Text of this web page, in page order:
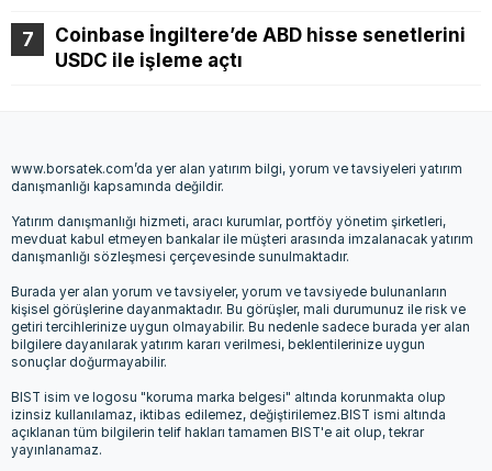
Coinbase İngiltere’de ABD hisse senetlerini
USDC ile işleme açtı
www.borsatek.com’da yer alan yatırım bilgi, yorum ve tavsiyeleri yatırım
danışmanlığı kapsamında değildir.
Yatırım danışmanlığı hizmeti, aracı kurumlar, portföy yönetim şirketleri,
mevduat kabul etmeyen bankalar ile müşteri arasında imzalanacak yatırım
danışmanlığı sözleşmesi çerçevesinde sunulmaktadır.
Burada yer alan yorum ve tavsiyeler, yorum ve tavsiyede bulunanların
kişisel görüşlerine dayanmaktadır. Bu görüşler, mali durumunuz ile risk ve
getiri tercihlerinize uygun olmayabilir. Bu nedenle sadece burada yer alan
bilgilere dayanılarak yatırım kararı verilmesi, beklentilerinize uygun
sonuçlar doğurmayabilir.
BIST isim ve logosu "koruma marka belgesi" altında korunmakta olup
izinsiz kullanılamaz, iktibas edilemez, değiştirilemez.BIST ismi altında
açıklanan tüm bilgilerin telif hakları tamamen BIST'e ait olup, tekrar
yayınlanamaz.